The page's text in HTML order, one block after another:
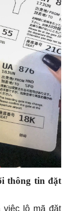
thông tin đặt